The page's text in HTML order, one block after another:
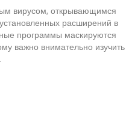
вирусом, открывающимся
расширений в
программы маскируются
важно внимательно изучить